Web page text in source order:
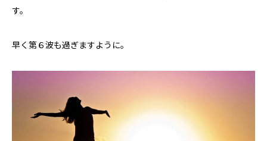
す。
早く第６波も過ぎますように。